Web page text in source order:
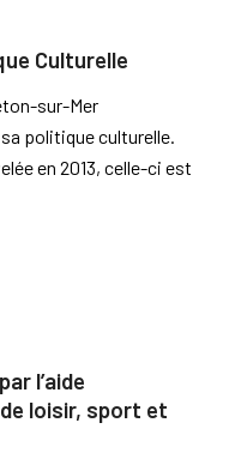
Culturelle
sur-Mer
politique culturelle.
en 2013, celle-ci est
l’aide
loisir, sport et